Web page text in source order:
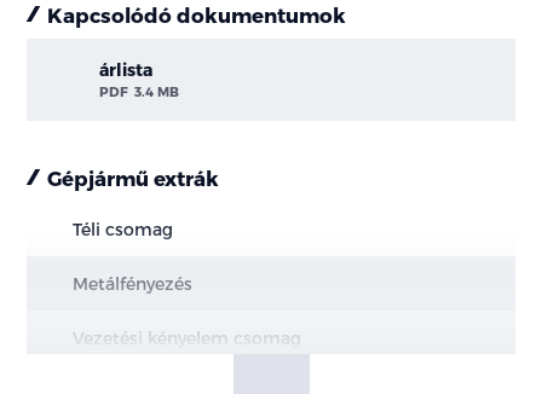
Kapcsolódó dokumentumok
árlista
PDF 3.4 MB
Gépjármű extrák
Téli csomag
Metálfényezés
Vezetési kényelem csomag